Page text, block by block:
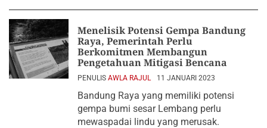
Menelisik Potensi Gempa Bandung
Raya, Pemerintah Perlu
Berkomitmen Membangun
Pengetahuan Mitigasi Bencana
PENULIS AWLA RAJUL 11 JANUARI 2023
Bandung Raya yang memiliki potensi
gempa bumi sesar Lembang perlu
mewaspadai lindu yang merusak.